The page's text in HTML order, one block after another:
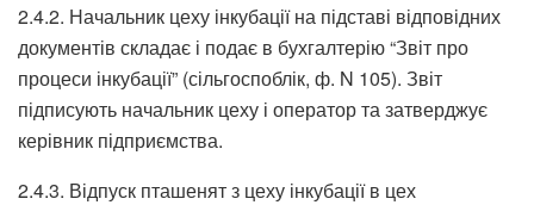
2.4.2. Начальник цеху інкубації на підставі відповідних
документів складає і подає в бухгалтерію “Звіт про
процеси інкубації” (сільгоспоблік, ф. N 105). Звіт
підписують начальник цеху і оператор та затверджує
керівник підприємства.
2.4.3. Відпуск пташенят з цеху інкубації в цех